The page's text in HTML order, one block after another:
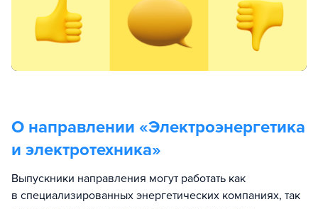
О направлении «Электроэнергетика
и электротехника»
Выпускники направления могут работать как
в специализированных энергетических компаниях, так